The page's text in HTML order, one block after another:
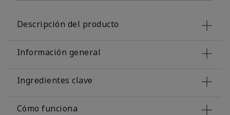
Descripción del producto
Información general
Ingredientes clave
Cómo funciona